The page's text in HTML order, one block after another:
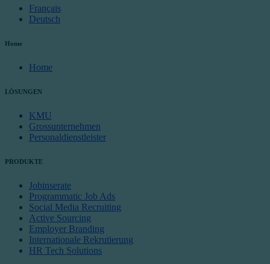
Français
Deutsch
Home
Home
LÖSUNGEN
KMU
Grossunternehmen
Personaldienstleister
PRODUKTE
Jobinserate
Programmatic Job Ads
Social Media Recruiting
Active Sourcing
Employer Branding
Internationale Rekrutierung
HR Tech Solutions